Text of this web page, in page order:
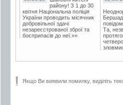
району! З 1 до 30
квітня Національна поліція
України проводить місячник
добровільної здачі
незареєстрованої зброї та
боєприпасів до неї.»»
Та,
Якщо Ви виявили помилку, виділіть